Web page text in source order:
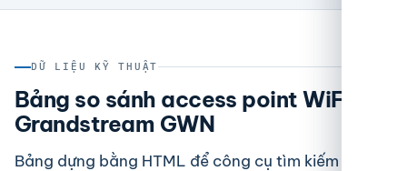
DỮ LIỆU KỸ THUẬT
Bảng so sánh access point WiFi
Grandstream GWN
Bảng dựng bằng HTML để công cụ tìm kiếm và trợ